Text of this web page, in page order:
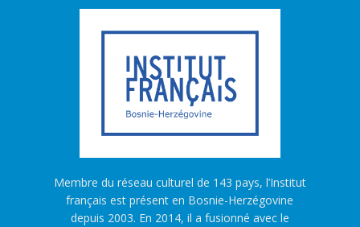
Membre du réseau culturel de 143 pays, l’Institut
français est présent en Bosnie-Herzégovine
depuis 2003. En 2014, il a fusionné avec le